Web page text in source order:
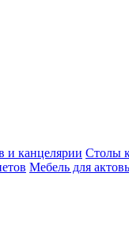
и канцелярии Столы
Мебель для